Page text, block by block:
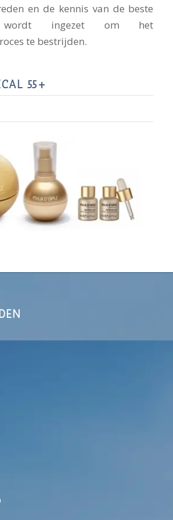
en de kennis van de beste
wordt ingezet om het
te bestrijden.
55+